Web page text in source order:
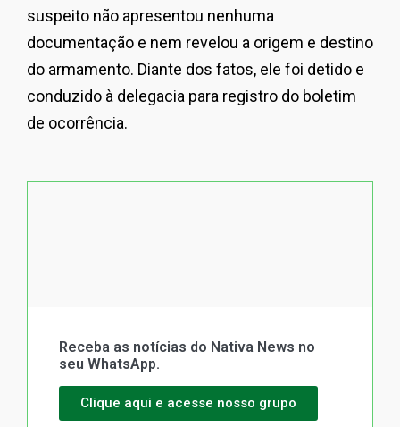
suspeito não apresentou nenhuma
documentação e nem revelou a origem e destino
do armamento. Diante dos fatos, ele foi detido e
conduzido à delegacia para registro do boletim
de ocorrência.
Receba as notícias do Nativa News no
seu WhatsApp.
Clique aqui e acesse nosso grupo